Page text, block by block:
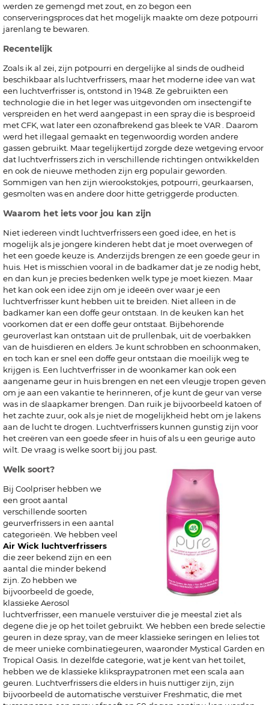
werden ze gemengd met zout, en zo begon een
conserveringsproces dat het mogelijk maakte om deze potpourri
jarenlang te bewaren.
Recentelijk
Zoals ik al zei, zijn potpourri en dergelijke al sinds de oudheid
beschikbaar als luchtverfrissers, maar het moderne idee van wat
een luchtverfrisser is, ontstond in 1948. Ze gebruikten een
technologie die in het leger was uitgevonden om insectengif te
verspreiden en het werd aangepast in een spray die is besproeid
met CFK, wat later een ozonafbrekend gas bleek te VAR . Daarom
werd het illegaal gemaakt en tegenwoordig worden andere
gassen gebruikt. Maar tegelijkertijd zorgde deze wetgeving ervoor
dat luchtverfrissers zich in verschillende richtingen ontwikkelden
en ook de nieuwe methoden zijn erg populair geworden.
Sommigen van hen zijn wierookstokjes, potpourri, geurkaarsen,
gesmolten was en andere door hitte getriggerde producten.
Waarom het iets voor jou kan zijn
Niet iedereen vindt luchtverfrissers een goed idee, en het is
mogelijk als je jongere kinderen hebt dat je moet overwegen of
het een goede keuze is. Anderzijds brengen ze een goede geur in
huis. Het is misschien vooral in de badkamer dat je ze nodig hebt,
en dan kun je precies bedenken welk type je moet kiezen. Maar
het kan ook een idee zijn om je ideeën over waar je een
luchtverfrisser kunt hebben uit te breiden. Niet alleen in de
badkamer kan een doffe geur ontstaan. In de keuken kan het
voorkomen dat er een doffe geur ontstaat. Bijbehorende
geuroverlast kan ontstaan uit de prullenbak, uit de voerbakken
van de huisdieren en elders. Je kunt schrobben en schoonmaken,
en toch kan er snel een doffe geur ontstaan die moeilijk weg te
krijgen is. Een luchtverfrisser in de woonkamer kan ook een
aangename geur in huis brengen en net een vleugje tropen geven
om je aan een vakantie te herinneren, of je kunt de geur van verse
was in de slaapkamer brengen. Dan ruik je bijvoorbeeld katoen of
het zachte zuur, ook als je niet de mogelijkheid hebt om je lakens
aan de lucht te drogen. Luchtverfrissers kunnen gunstig zijn voor
het creëren van een goede sfeer in huis of als u een geurige auto
wilt. De vraag is welke soort bij jou past.
Welk soort?
Bij Coolpriser hebben we
een groot aantal
verschillende soorten
geurverfrissers in een aantal
categorieën. We hebben veel
Air Wick luchtverfrissers
die zeer bekend zijn en een
aantal die minder bekend
zijn. Zo hebben we
bijvoorbeeld de goede,
klassieke Aerosol
luchtverfrisser, een manuele verstuiver die je meestal ziet als
degene die je op het toilet gebruikt. We hebben een brede selectie
geuren in deze spray, van de meer klassieke seringen en lelies tot
de meer unieke combinatiegeuren, waaronder Mystical Garden en
Tropical Oasis. In dezelfde categorie, wat je kent van het toilet,
hebben we de klassieke klikspraypatronen met een scala aan
geuren. Luchtverfrissers die elders in huis nuttiger zijn, zijn
bijvoorbeeld de automatische verstuiver Freshmatic, die met